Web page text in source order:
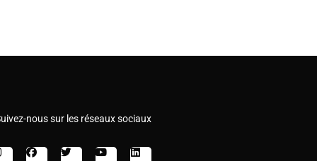
nous sur les réseaux sociaux